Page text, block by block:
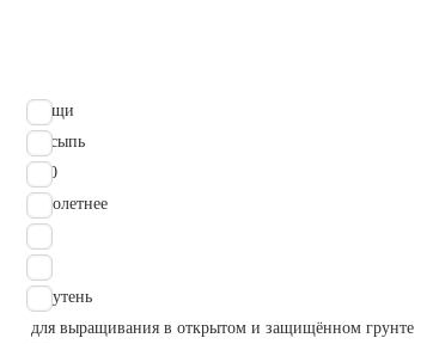
овощи
россыпь
7-10
однолетнее
полутень
для выращивания в открытом и защищённом грунте